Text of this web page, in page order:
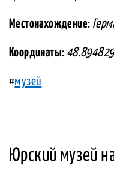
Местонахождение:
Координаты:
#музей
Юрский музей